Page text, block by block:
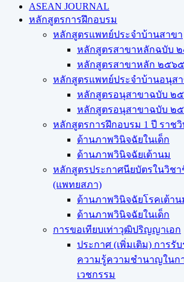
ASEAN JOURNAL
หลักสูตรการฝึกอบรม
หลักสูตรแพทย์ประจำบ้านสาขา
หลักสูตรสาขาหลักฉบับ
หลักสูตรสาขาหลัก ๒๕๖๕
หลักสูตรแพทย์ประจำบ้านอนุส
หลักสูตรอนุสาขาฉบับ ๒
หลักสูตรอนุสาขาฉบับ ๒
หลักสูตรการฝึกอบรม 1 ปี ราช
ด้านภาพวินิจฉัยในเด็ก
ด้านภาพวินิจฉัยเต้านม
หลักสูตรประกาศนียบัตรในวิชา
(แพทยสภา)
ด้านภาพวินิจฉัยโรคเต้าน
ด้านภาพวินิจฉัยในเด็ก
การขอเทียบเท่า​วุฒิปริญญา​เอก
ประกาศ (เพิ่มเติม) การรั
ความรู้ความชำนาญในก
เวชกรรม